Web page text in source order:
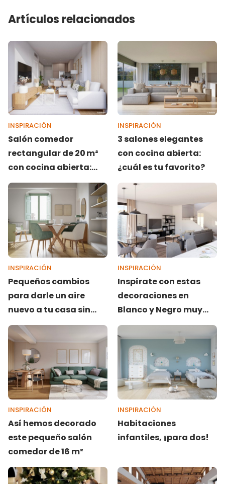
Artículos relacionados
INSPIRACIÓN
Salón comedor
rectangular de 20 m²
con cocina abierta:
cómo decorarlo paso a
paso
INSPIRACIÓN
3 salones elegantes
con cocina abierta:
¿cuál es tu favorito?
INSPIRACIÓN
Pequeños cambios
para darle un aire
nuevo a tu casa sin
obras
INSPIRACIÓN
Inspírate con estas
decoraciones en
Blanco y Negro muy
modernas y elegantes
INSPIRACIÓN
Así hemos decorado
este pequeño salón
comedor de 16 m²
INSPIRACIÓN
Habitaciones
infantiles, ¡para dos!